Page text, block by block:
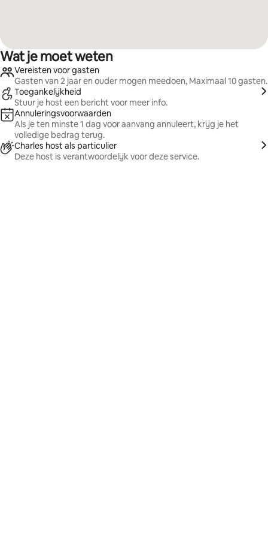
Wat je moet weten
Vereisten voor gasten
Gasten van 2 jaar en ouder mogen meedoen, Maximaal 10 gasten.
Toegankelijkheid
Stuur je host een bericht voor meer info.
Annuleringsvoorwaarden
Als je ten minste 1 dag voor aanvang annuleert, krijg je het
volledige bedrag terug.
Charles host als particulier
Deze host is verantwoordelijk voor deze service.